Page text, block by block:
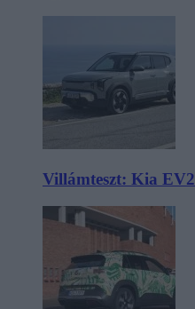
Villámteszt: Kia EV2